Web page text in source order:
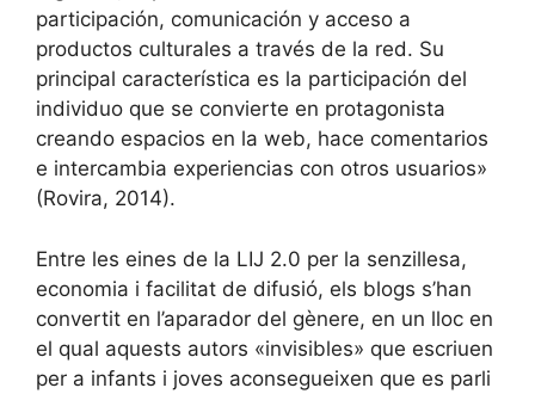
participación, comunicación y acceso a
productos culturales a través de la red. Su
principal característica es la participación del
individuo que se convierte en protagonista
creando espacios en la web, hace comentarios
e intercambia experiencias con otros usuarios»
(Rovira, 2014).
Entre les eines de la LIJ 2.0 per la senzillesa,
economia i facilitat de difusió, els blogs s’han
convertit en l’aparador del gènere, en un lloc en
el qual aquests autors «invisibles» que escriuen
per a infants i joves aconsegueixen que es parli